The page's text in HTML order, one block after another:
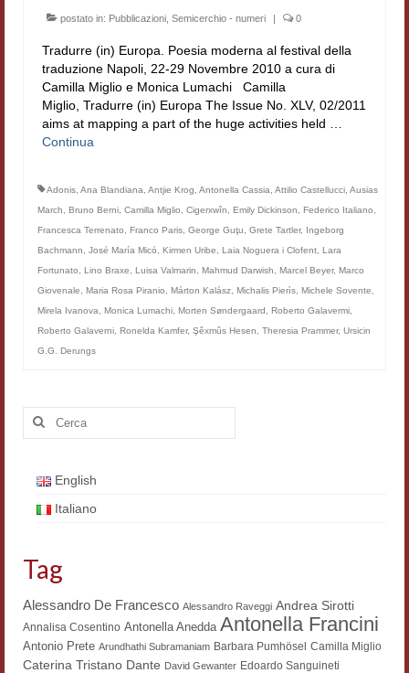
Comparatistica
Semicerchio
Filologia digitale
Corpus Rhythmorum Musicum
Lo studium aretino del ‘200
DIGIMED
Eurasian Latin Archive
Didattica
Master INFOTEXT
Workshop DH
Storia e forme della canzone
Pubblicazioni
postato in: Pubblicazioni Semicerchio - numeri | 0
Tradurre (in) Europa. Poesia moderna al festival della
traduzione Napoli, 22-29 Novembre 2010 a cura di
Camilla Miglio e Monica Lumachi Camilla
Miglio, Tradurre (in) Europa The Issue No. XLV, 02/2011
aims at mapping a part of the huge activities held …
Continua
Adonis Ana Blandiana Antjie Krog Antonella Cassia Attilio Castellucci Ausias
March
Bruno Berni Camilla Miglio Cigerxwîn Emily Dickinson Federico Italiano
Francesca Terrenato
Franco Paris George Guţu Grete Tartler, Ingeborg
Bachmann
José María Micó Kirmen Uribe Laia Noguera i Clofent Lara
Fortunato
Lino Braxe Luisa Valmarin Mahmud Darwish Marcel Beyer, Marco
Giovenale
Maria Rosa Piranio Márton Kalász Michalis Pierìs Michele Sovente
Mirela Ivanova
Monica Lumachi Morten Søndergaard Roberto Galavermi
Roberto Galaverni Ronelda Kamfer, Şêxmûs Hesen Theresia Prammer, Ursicin
G.G. Derungs
Cerca:
English
Italiano
Tag
Alessandro De Francesco Alessandro Raveggi Andrea Sirotti
Annalisa Cosentino Antonella Anedda Antonella Francini
Antonio Prete Arundhathi Subramaniam Barbara Pumhösel Camilla Miglio
Caterina Tristano Dante David Gewanter Edoardo Sanguineti